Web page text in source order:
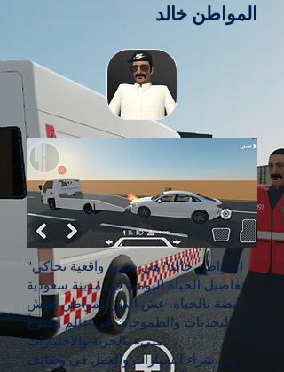
المواطن خالد
"المواطن خالد" هي تجربة واقعية تحاكي
تفاصيل الحياة اليومية في مدينة سعودية
نابضة بالحياة. عِش الدور كمواطن يعيش
التحديات والطموحات في عالم مفتوح
مليء بالحرية والاختيارات.
من شراء السيارات والعمل في وظائف